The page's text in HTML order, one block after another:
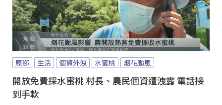
原鄉 生活 個資外洩 水蜜桃 烟花颱風
開放免費採水蜜桃 村長、農民個資遭洩露 電話接
到手軟